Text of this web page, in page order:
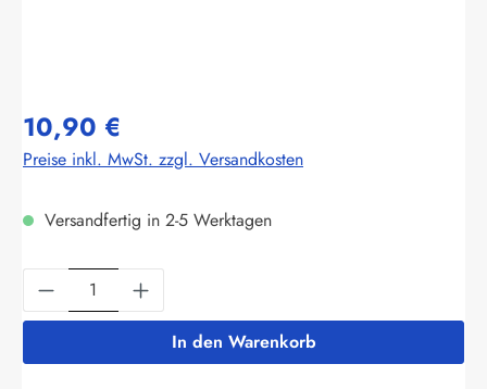
10,90 €
Preise inkl. MwSt. zzgl. Versandkosten
Versandfertig in 2-5 Werktagen
Produkt Anzahl: Gib den gewünschten
In den Warenkorb